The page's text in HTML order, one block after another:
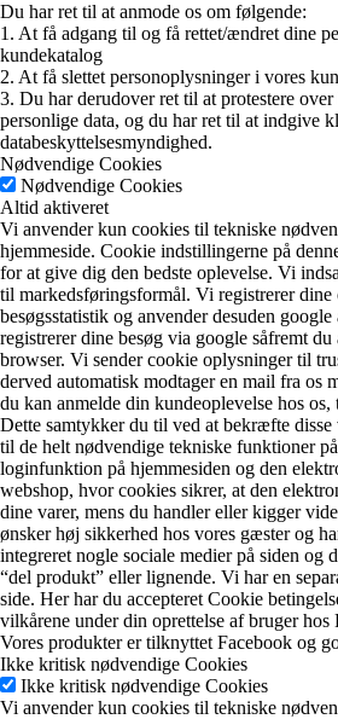
Du har ret til at anmode os om følgende:
1. At få adgang til og få rettet/ændret dine
kundekatalog
2. At få slettet personoplysninger i vores
3. Du har derudover ret til at protestere
personlige data, og du har ret til at indgive
databeskyttelsesmyndighed.
Nødvendige Cookies
Nødvendige Cookies
Altid aktiveret
Vi anvender kun cookies til tekniske
hjemmeside. Cookie indstillingerne på
for at give dig den bedste oplevelse. Vi
til markedsføringsformål. Vi registrerer dine
besøgsstatistik og anvender desuden
registrerer dine besøg via google såfremt
browser. Vi sender cookie oplysninger til
derved automatisk modtager en mail fra os
du kan anmelde din kundeoplevelse hos
Dette samtykker du til ved at bekræfte
til de helt nødvendige tekniske funktioner
loginfunktion på hjemmesiden og den
webshop, hvor cookies sikrer, at den
dine varer, mens du handler eller kigger
ønsker høj sikkerhed hos vores gæster og
integreret nogle sociale medier på siden og
“del produkt” eller lignende. Vi har en
side. Her har du accepteret Cookie
vilkårene under din oprettelse af bruger hos
Vores produkter er tilknyttet Facebook og
Ikke kritisk nødvendige Cookies
Ikke kritisk nødvendige Cookies
Vi anvender kun cookies til tekniske